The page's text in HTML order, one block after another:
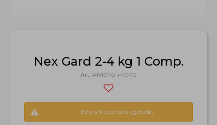
Nex Gard 2-4 kg 1 Comp.
RR1070-rr1070
Este artículo está agotado.